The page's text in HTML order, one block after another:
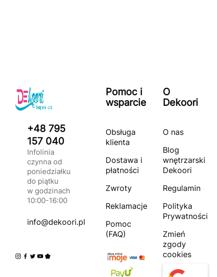
+48 795
157 040
Infolinia
czynna od
poniedziałku
do piątku
w godzinach
10:00-16:00
info@dekoori.pl
Pomoc i
wsparcie
Obsługa
klienta
Dostawa i
płatności
Zwroty
Reklamacje
Pomoc
(FAQ)
O
Dekoori
O nas
Blog
wnętrzarski
Dekoori
Regulamin
Polityka
Prywatności
Zmień
zgody
cookies